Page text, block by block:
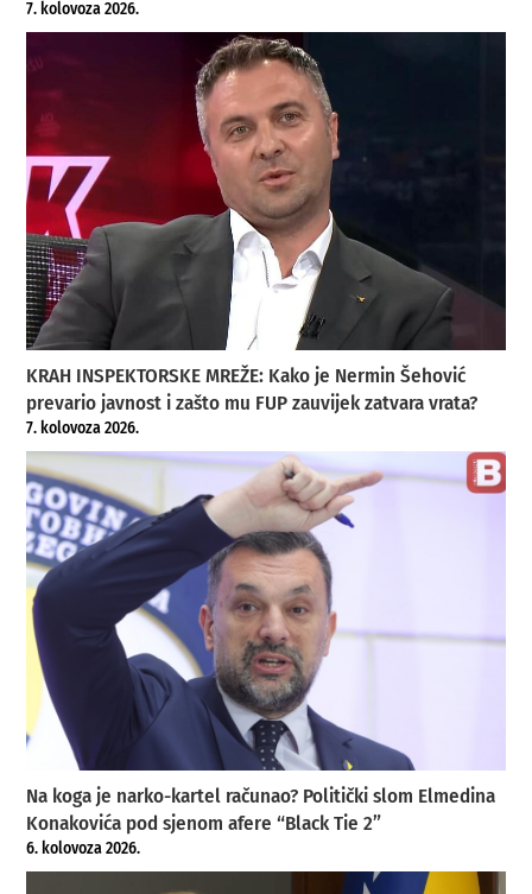
7. kolovoza 2026.
KRAH INSPEKTORSKE MREŽE: Kako je Nermin Šehović
prevario javnost i zašto mu FUP zauvijek zatvara vrata?
7. kolovoza 2026.
Na koga je narko-kartel računao? Politički slom Elmedina
Konakovića pod sjenom afere “Black Tie 2”
6. kolovoza 2026.